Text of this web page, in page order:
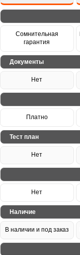
Сомнительная
гарантия
Документы
Нет
Платно
Тест план
Нет
Нет
Наличие
В наличии и под заказ